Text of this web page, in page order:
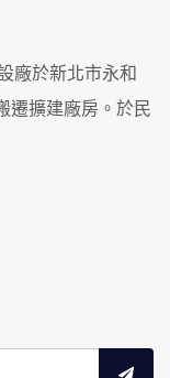
廠於新北市永和
遷擴建廠房。於民